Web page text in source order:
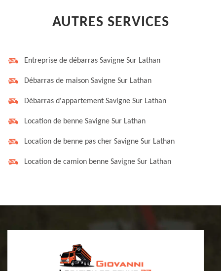
AUTRES SERVICES
Entreprise de débarras Savigne Sur Lathan
Débarras de maison Savigne Sur Lathan
Débarras d'appartement Savigne Sur Lathan
Location de benne Savigne Sur Lathan
Location de benne pas cher Savigne Sur Lathan
Location de camion benne Savigne Sur Lathan